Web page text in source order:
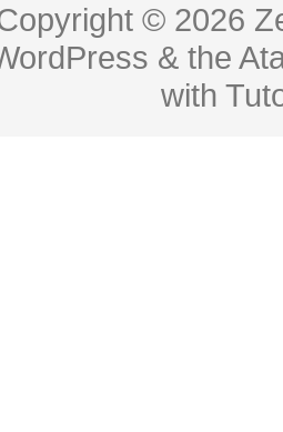
© 2026
& the
with